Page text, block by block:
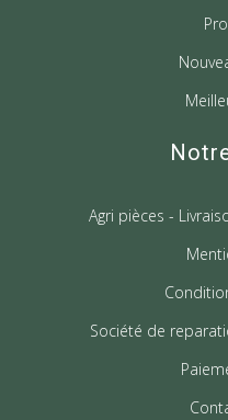
Agri pièces -
Société de